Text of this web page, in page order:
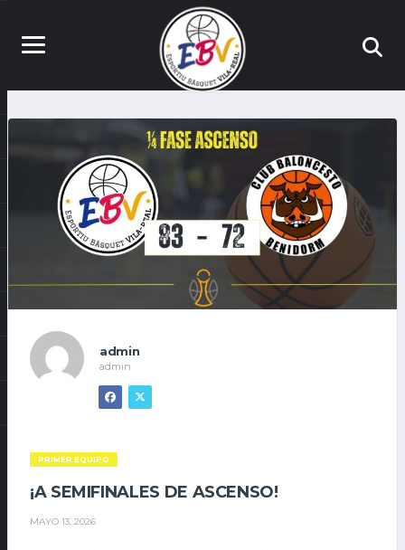
admin
admin
PRIMER EQUIPO
¡A SEMIFINALES DE ASCENSO!
MAYO 13, 2026